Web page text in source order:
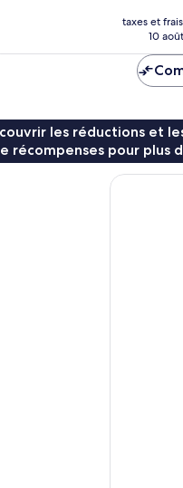
taxes et
10
les réductions et
récompenses pour plus